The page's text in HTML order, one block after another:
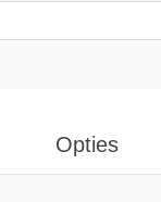
Opties